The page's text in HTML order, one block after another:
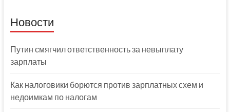
Новости
Путин смягчил ответственность за невыплату
зарплаты
Как налоговики борются против зарплатных схем и
недоимкам по налогам